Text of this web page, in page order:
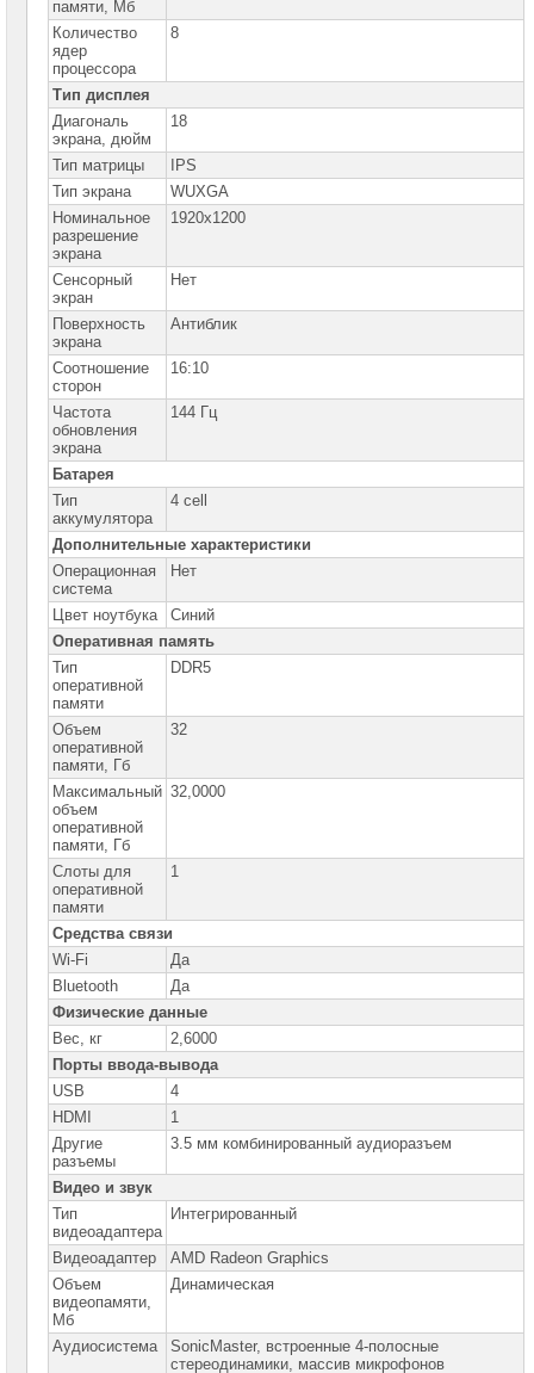
Asus
ExpertBook
Ноутбуки
Asus
VivoBook
►
Ноутбуки
Asus
ROG
Ноутбуки
Asus
TUF
Ноутбуки
Asus
D
M
Ноутбуки
Asus
X
Ноутбуки
Dell
Ноутбуки
HP
Ноутбуки
Huawei
Ноутбуки
Lenovo
Ноутбуки
Samsung
Ноутбуки
Gigabyte
Моноблоки
Brand
Name
Компьютеры
Brand
Name
Принтеры
плоттеры
МФУ
Серверы
Brand
Name
Пассивное
сетевое
оборудование
Активное
сетевое
оборудование
СХД
системы
хранения
данных
памяти, Мб
Количество
ядер
процессора
8
Тип дисплея
Диагональ
экрана, дюйм
18
Тип матрицы
IPS
Тип экрана
WUXGA
Номинальное
разрешение
экрана
1920x1200
Сенсорный
экран
Нет
Поверхность
экрана
Антиблик
Соотношение
сторон
16:10
Частота
обновления
экрана
144 Гц
Батарея
Тип
аккумулятора
4 cell
Дополнительные характеристики
Операционная
система
Нет
Цвет ноутбука
Синий
Оперативная память
Тип
оперативной
памяти
DDR5
Объем
оперативной
памяти, Гб
32
Максимальный
объем
оперативной
памяти, Гб
32,0000
Слоты для
оперативной
памяти
1
Средства связи
Wi-Fi
Да
Bluetooth
Да
Физические данные
Вес, кг
2,6000
Порты ввода-вывода
USB
4
HDMI
1
Другие
разъемы
3.5 мм комбинированный аудиоразъем
Видео и звук
Тип
видеоадаптера
Интегрированный
Видеоадаптер
AMD Radeon Graphics
Объем
видеопамяти,
Мб
Динамическая
Аудиосистема
SonicMaster, встроенные 4-полосные
стереодинамики, массив микрофонов